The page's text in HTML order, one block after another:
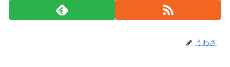
うわさ